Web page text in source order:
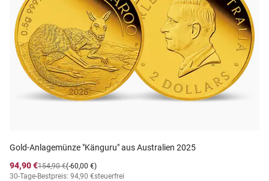
Gold-Anlagemünze "Känguru" aus Australien 2025
94,90 €
(-60,00 €)
154,90 €
30-Tage-Bestpreis: 94,90 €steuerfrei